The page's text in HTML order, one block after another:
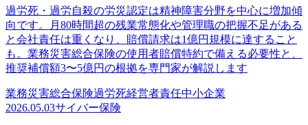
過労死・過労自殺の労災認定は精神障害分野を中心に増加傾
向です。月80時間超の残業常態化や管理職の把握不足がある
と会社責任は重くなり、賠償請求は1億円規模に達すること
も。業務災害総合保険の使用者賠償特約で備える必要性と、
推奨補償額3〜5億円の根拠を専門家が解説します
業務災害総合保険過労死経営者責任中小企業
2026.05.03サイバー保険